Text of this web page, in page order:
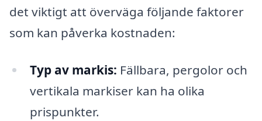
det viktigt att överväga följande faktorer
som kan påverka kostnaden:
Typ av markis: Fällbara, pergolor och
vertikala markiser kan ha olika
prispunkter.